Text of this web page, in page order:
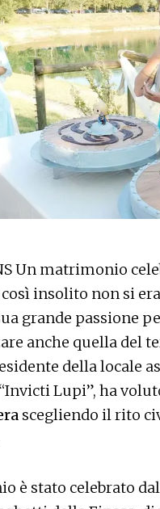
Un matrimonio
insolito non si
grande passione
anche quella del
della locale
Lupi”, ha
scegliendo il rito
è stato celebrato